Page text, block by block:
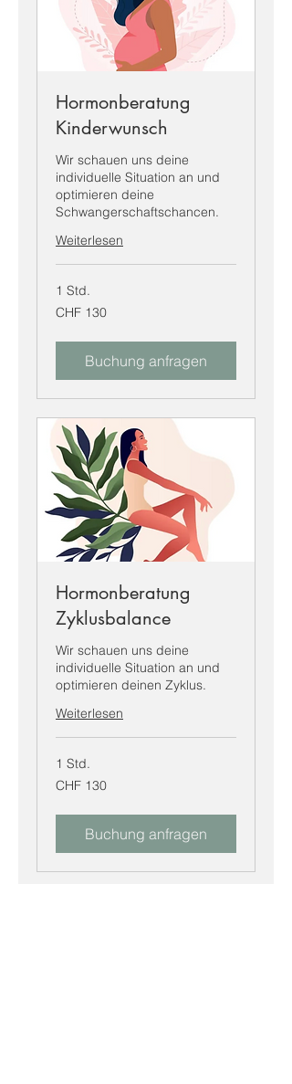
Hormonberatung
Kinderwunsch
Wir schauen uns deine
individuelle Situation an und
optimieren deine
Schwangerschaftschancen.
Weiterlesen
1 Std.
130
Schweizer
CHF 130
Buchung anfragen
Hormonberatung
Zyklusbalance
Wir schauen uns deine
individuelle Situation an und
optimieren deinen Zyklus.
Weiterlesen
1 Std.
130
Schweizer
CHF 130
Buchung anfragen